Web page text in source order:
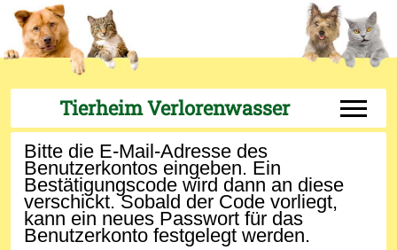
Tierheim Verlorenwasser Off-
Bitte die E-Mail-Adresse des
Benutzerkontos eingeben. Ein
Bestätigungscode wird dann an diese
verschickt. Sobald der Code vorliegt,
kann ein neues Passwort für das
Benutzerkonto festgelegt werden.